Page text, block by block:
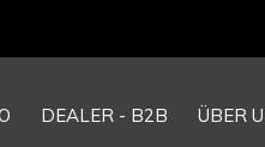
DEALER - B2B ÜBER